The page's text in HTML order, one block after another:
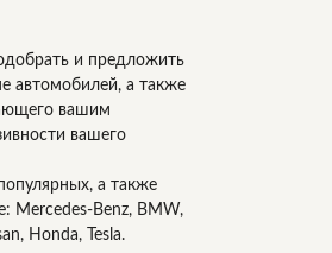
и предложить
автомобилей, а также
вашим
вашего
а также
Mercedes-Benz, BMW,
Honda, Tesla.